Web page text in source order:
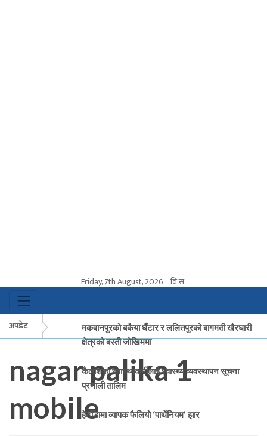
Friday, 7th August, 2026 वि.स.
अपडेट
मकवानपुरको बकैया घैँटार र ललितपुरको बागमती खैरघारी
क्षेत्रको बस्ती जोखिममा
कैलाशका स्वास्थ्यकर्मीलाई स्वास्थ्य व्यवस्थापन सूचना
प्रणाली तालिम
हेटौँडामा व्यापक फैलियो ‘पार्थेनियम’ झार
nagar palika 1
mobile